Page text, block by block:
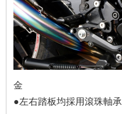
金
●左右踏板均採用滾珠軸承